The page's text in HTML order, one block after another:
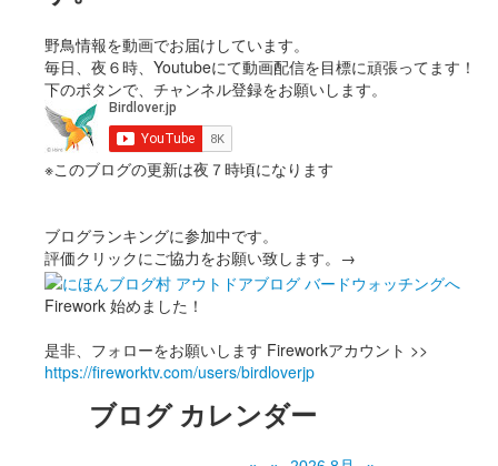
野鳥情報を動画でお届けしています。
毎日、夜６時、Youtubeにて動画配信を目標に頑張ってます！
下のボタンで、チャンネル登録をお願いします。
※このブログの更新は夜７時頃になります
ブログランキングに参加中です。
評価クリックにご協力をお願い致します。→
Firework 始めました！
是非、フォローをお願いします Fireworkアカウント >>
https://fireworktv.com/users/birdloverjp
ブログ カレンダー